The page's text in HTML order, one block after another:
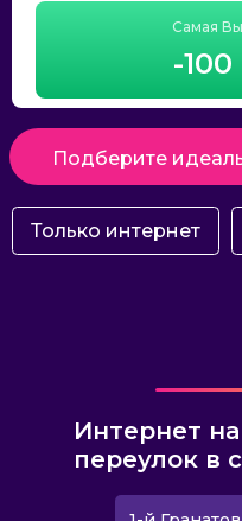
Самая
-
Подберите
Только интернет
Интернет
переулок в